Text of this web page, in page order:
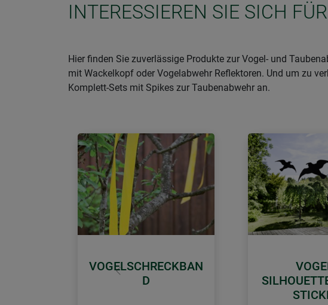
INTERESSIEREN SIE SICH
Hier finden Sie zuverlässige Produkte zur Vogel- und
mit Wackelkopf oder Vogelabwehr Reflektoren. Und um zu
Komplett-Sets mit Spikes zur Taubenabwehr an.
VOGELSCHRECKBAN
D
Zurück